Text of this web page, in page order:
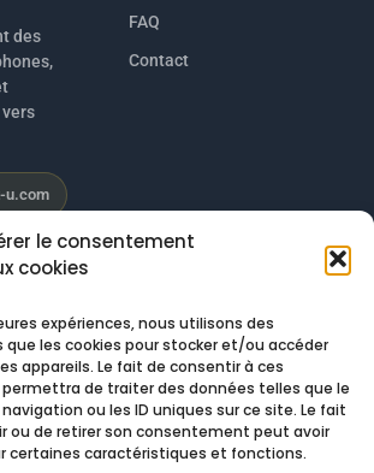
le consentement
cookies
expériences, nous utilisons des
les cookies pour stocker et/ou accéder
appareils. Le fait de consentir à ces
de traiter des données telles que le
ou les ID uniques sur ce site. Le fait
ou de retirer son consentement peut avoir
certaines caractéristiques et fonctions.
des
u.com
FAQ
Contact
DESTINATIONS
Portugal
Grèce
Espagne